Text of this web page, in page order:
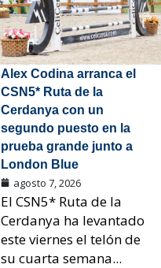
Alex Codina arranca el
CSN5* Ruta de la
Cerdanya con un
segundo puesto en la
prueba grande junto a
London Blue
agosto 7, 2026
El CSN5* Ruta de la
Cerdanya ha levantado
este viernes el telón de
su cuarta semana...